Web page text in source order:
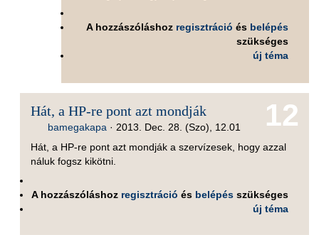
A hozzászóláshoz regisztráció és belépés
szükséges
új téma
12
Hát, a HP-re pont azt mondják
bamegakapa· 2013. Dec. 28. (Szo), 12.01
Hát, a HP-re pont azt mondják a szervízesek, hogy azzal
náluk fogsz kikötni.
A hozzászóláshoz regisztráció és belépés szükséges
új téma